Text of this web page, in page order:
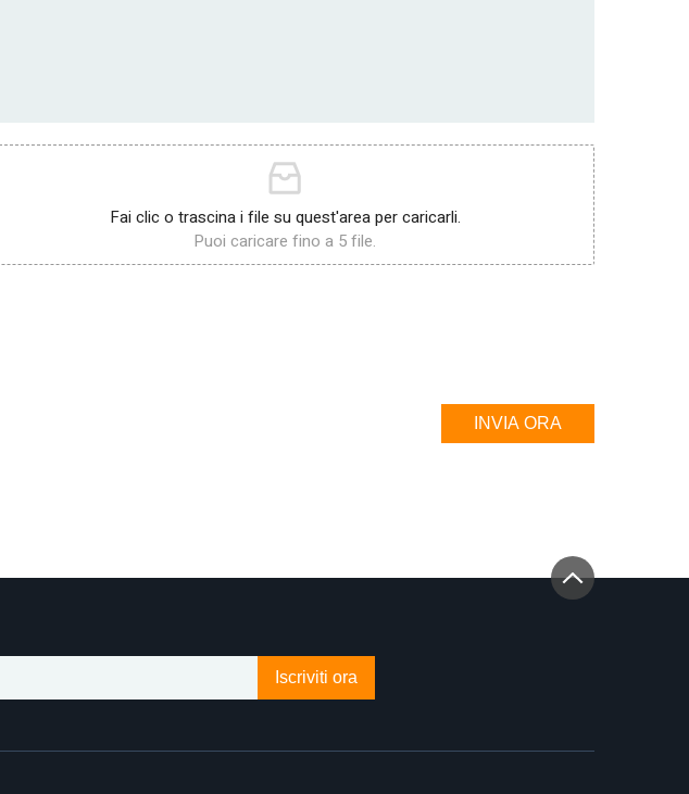
Fai clic o trascina i file su quest'area per caricarli.
Puoi caricare fino a 5 file.
INVIA ORA
Iscriviti ora